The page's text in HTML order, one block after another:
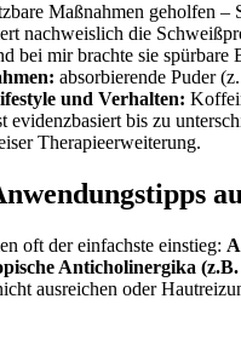
Maßnahmen ⁣geholfen –
nachweislich die
mir⁢ brachte‌ sie spürbare
absorbierende Puder
‍und Verhalten:
bis zu
Therapieerweiterung.
‍oft der einfachste einstieg:
Anticholinergika
ausreichen oder